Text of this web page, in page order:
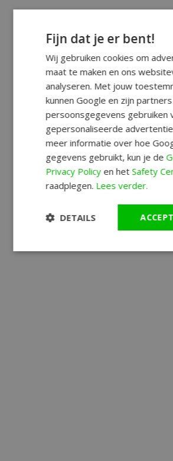
Fijn dat je er bent!
Wij gebruiken cookies om
maat te maken en ons
analyseren. Met jouw
kunnen Google en zijn partners
persoonsgegevens gebruiken
gepersonaliseerde
meer informatie over hoe
gegevens gebruikt, kun je de
Privacy Policyen hetSafety
raadplegen. Lees verder.
DETAILS